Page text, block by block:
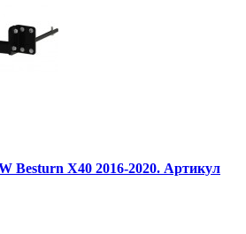
Besturn X40 2016-2020. Артикул